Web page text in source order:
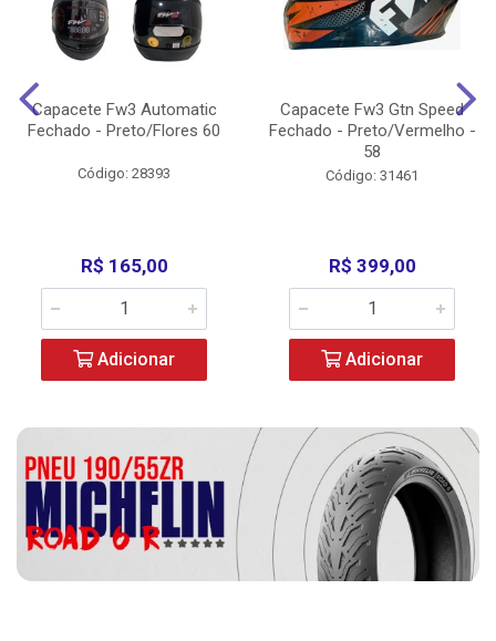
Capacete Fw3 Automatic
Fechado - Preto/Flores 60
Código: 28393
R$ 165,00
Adicionar
Capacete Fw3 Gtn Speed
Fechado - Preto/Vermelho -
58
Código: 31461
R$ 399,00
Adicionar